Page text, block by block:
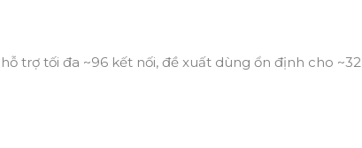
trợ tối đa ~96 kết nối, đề xuất dùng ổn định cho ~32